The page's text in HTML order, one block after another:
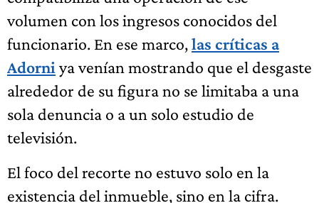
volumen con los ingresos conocidos del
funcionario. En ese marco,las críticas a
Adorni ya venían mostrando que el desgaste
alrededor de su figura no se limitaba a una
sola denuncia o a un solo estudio de
televisión.
El foco del recorte no estuvo solo en la
existencia del inmueble, sino en la cifra.